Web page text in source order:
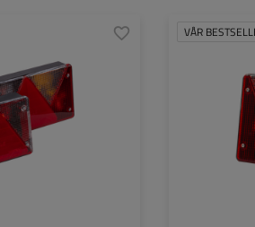
glödlampa
12 V
5 PIN byonet
Positionsljus
Riktningsindikator
Bakåtriktad lampa
Dimljus
VÅR
Typ av
Lampans